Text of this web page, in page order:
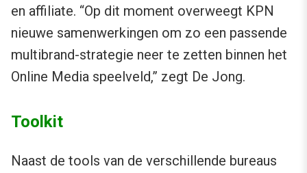
en affiliate. “Op dit moment overweegt KPN
nieuwe samenwerkingen om zo een passende
multibrand-strategie neer te zetten binnen het
Online Media speelveld,” zegt De Jong.
Toolkit
Naast de tools van de verschillende bureaus